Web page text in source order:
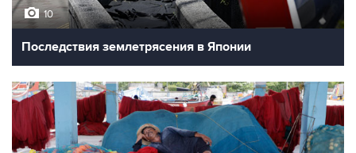
10
Последствия землетрясения в Японии